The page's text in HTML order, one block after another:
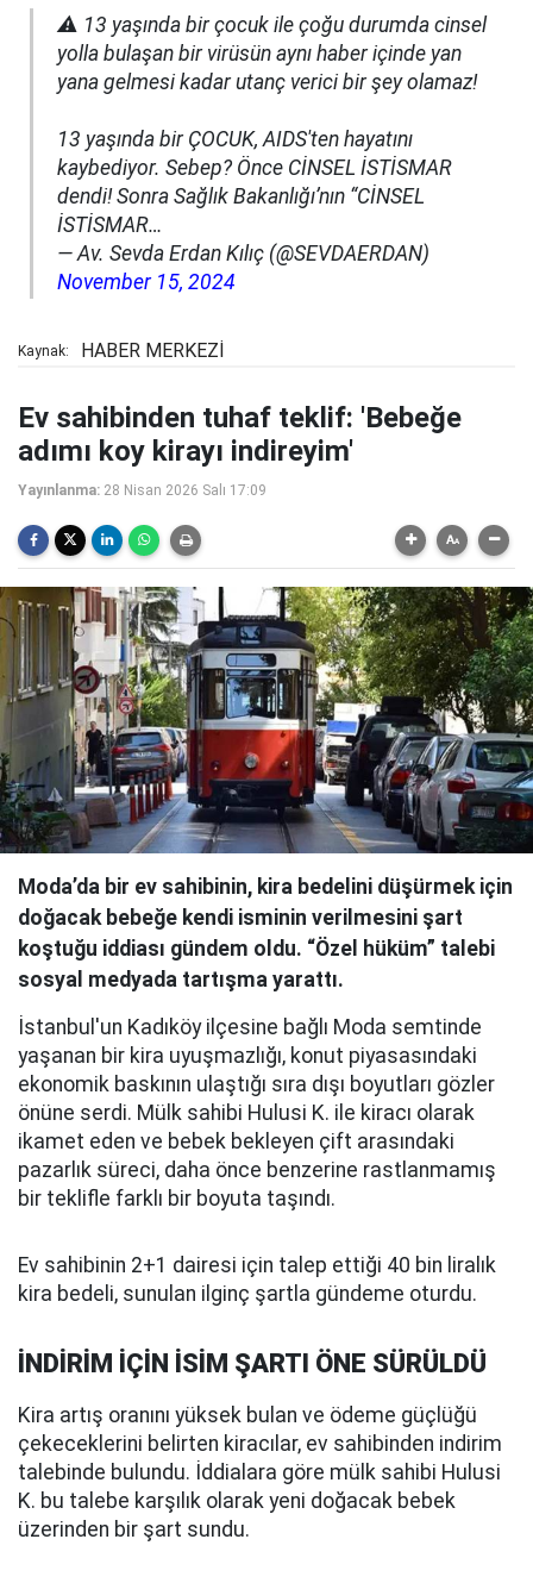
⚠️ 13 yaşında bir çocuk ile çoğu durumda cinsel
yolla bulaşan bir virüsün aynı haber içinde yan
yana gelmesi kadar utanç verici bir şey olamaz!
13 yaşında bir ÇOCUK, AIDS'ten hayatını
kaybediyor. Sebep? Önce CİNSEL İSTİSMAR
dendi! Sonra Sağlık Bakanlığı’nın “CİNSEL
İSTİSMAR…
— Av. Sevda Erdan Kılıç (@SEVDAERDAN)
November 15, 2024
Kaynak: HABER MERKEZİ
Ev sahibinden tuhaf teklif: 'Bebeğe
adımı koy kirayı indireyim'
Yayınlanma: 28 Nisan 2026 Salı 17:09
Moda’da bir ev sahibinin, kira bedelini düşürmek için
doğacak bebeğe kendi isminin verilmesini şart
koştuğu iddiası gündem oldu. “Özel hüküm” talebi
sosyal medyada tartışma yarattı.
İstanbul'un Kadıköy ilçesine bağlı Moda semtinde
yaşanan bir kira uyuşmazlığı, konut piyasasındaki
ekonomik baskının ulaştığı sıra dışı boyutları gözler
önüne serdi. Mülk sahibi Hulusi K. ile kiracı olarak
ikamet eden ve bebek bekleyen çift arasındaki
pazarlık süreci, daha önce benzerine rastlanmamış
bir teklifle farklı bir boyuta taşındı.
Ev sahibinin 2+1 dairesi için talep ettiği 40 bin liralık
kira bedeli, sunulan ilginç şartla gündeme oturdu.
İNDİRİM İÇİN İSİM ŞARTI ÖNE SÜRÜLDÜ
Kira artış oranını yüksek bulan ve ödeme güçlüğü
çekeceklerini belirten kiracılar, ev sahibinden indirim
talebinde bulundu. İddialara göre mülk sahibi Hulusi
K. bu talebe karşılık olarak yeni doğacak bebek
üzerinden bir şart sundu.